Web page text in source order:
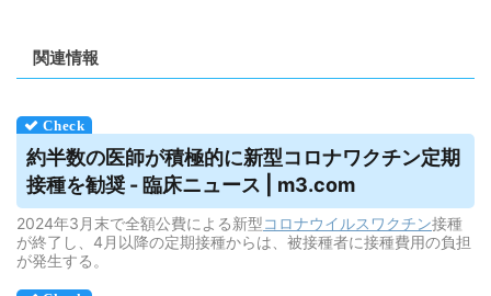
関連情報
約半数の医師が積極的に新型コロナワクチン定期
接種を勧奨 - 臨床ニュース | m3.com
2024年3月末で全額公費による新型コロナウイルス ワクチン接種
が終了し、4月以降の定期接種からは、被接種者に接種費用の負担
が発生する。